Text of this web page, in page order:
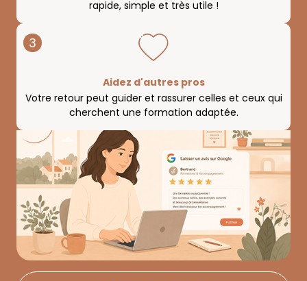
rapide, simple et très utile !
3
Aidez d'autres pros
Votre retour peut guider et rassurer celles et ceux qui
cherchent une formation adaptée.